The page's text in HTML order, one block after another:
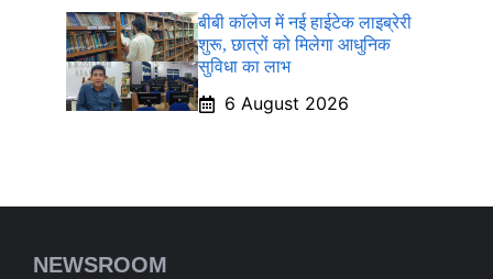
बीबी कॉलेज में नई हाईटेक लाइब्रेरी
शुरू, छात्रों को मिलेगा आधुनिक
सुविधा का लाभ
6 August 2026
NEWSROOM